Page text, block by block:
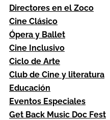
Directores en el Zoco
Cine Clásico
Ópera y Ballet
Cine Inclusivo
Ciclo de Arte
Club de Cine y literatura
Educación
Eventos Especiales
Get Back Music Doc Fest